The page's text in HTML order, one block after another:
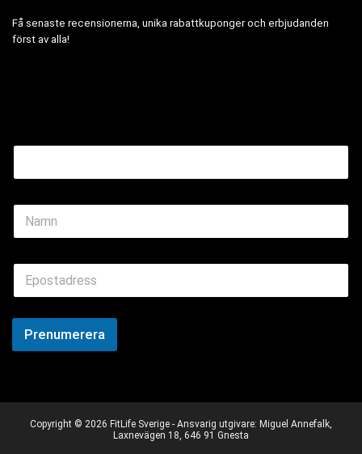
Få senaste recensionerna, unika rabattkuponger och erbjudanden
först av alla!
N
m
E
a
i
*
Prenumerera
Copyright © 2026 FitLife Sverige - Ansvarig utgivare: Miguel Annefalk,
Laxnevägen 18, 646 91 Gnesta